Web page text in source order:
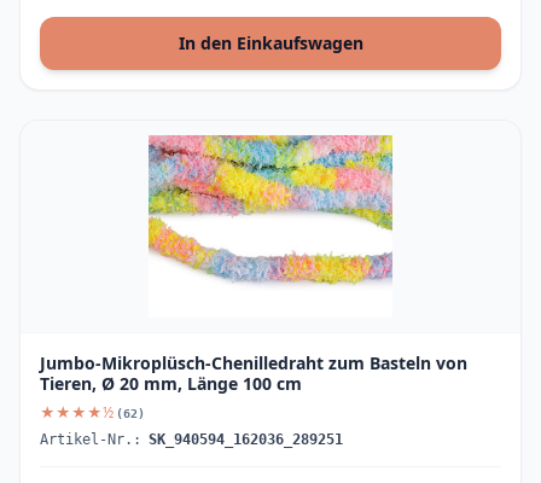
In den Einkaufswagen
Jumbo-Mikroplüsch-Chenilledraht zum Basteln von
Tieren, Ø 20 mm, Länge 100 cm
★★★★½ (62)
Artikel-Nr.: SK_940594_162036_289251